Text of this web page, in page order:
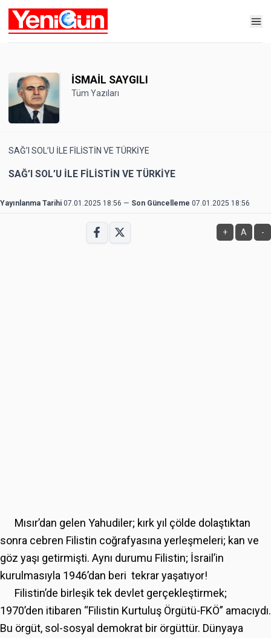
İSMAİL SAYGILI
Tüm Yazıları
SAĞ’I SOL’U İLE FİLİSTİN VE TÜRKİYE
SAĞ’I SOL’U İLE FİLİSTİN VE TÜRKİYE
Yayınlanma Tarihi 07.01.2025 18:56 — Son Güncelleme 07.01.2025 18:56
+ A -
Mısır’dan gelen Yahudiler; kırk yıl çölde dolaştıktan
sonra cebren Filistin coğrafyasına yerleşmeleri; kan ve
göz yaşı getirmişti. Aynı durumu Filistin; İsrail’in
kurulmasıyla 1946’dan beri tekrar yaşatıyor!
Filistin’de birleşik tek devlet gerçekleştirmek;
1970’den itibaren “Filistin Kurtuluş Örgütü-FKÖ” amacıydı.
Bu örgüt, sol-sosyal demokrat bir örgüttür. Dünyaya